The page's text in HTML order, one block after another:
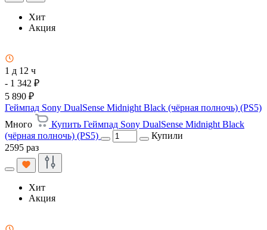
Хит
Акция
1 д 12 ч
- 1 342 ₽
5 890 ₽
Геймпад Sony DualSense Midnight Black (чёрная полночь) (PS5)
Много
Купить Геймпад Sony DualSense Midnight Black
(чёрная полночь) (PS5)
Купили
2595 раз
Хит
Акция